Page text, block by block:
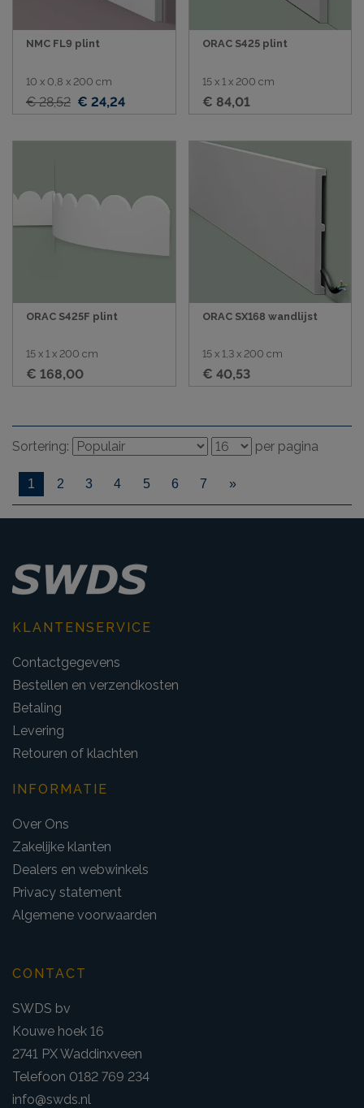
NMC FL9 plint
10 x 0,8 x 200 cm
€ 28,52 € 24,24
ORAC S425 plint
15 x 1 x 200 cm
€ 84,01
ORAC S425F plint
15 x 1 x 200 cm
€ 168,00
ORAC SX168 wandlijst
15 x 1,3 x 200 cm
€ 40,53
Sortering: per pagina
1 2 3 4 5 6 7 »
KLANTENSERVICE
Contactgegevens
Bestellen en verzendkosten
Betaling
Levering
Retouren of klachten
INFORMATIE
Over Ons
Zakelijke klanten
Dealers en webwinkels
Privacy statement
Algemene voorwaarden
CONTACT
SWDS bv
Kouwe hoek 16
2741 PX Waddinxveen
Telefoon 0182 769 234
info@swds.nl